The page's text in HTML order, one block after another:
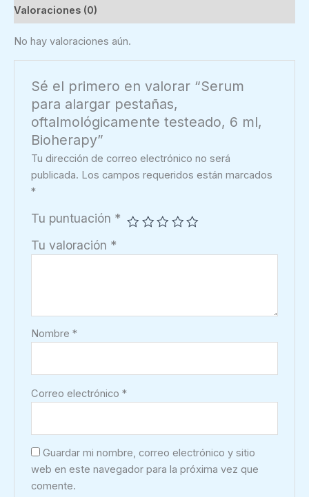
ml,
Bioherapy
cantidad
Valoraciones (0)
No hay valoraciones aún.
Sé el primero en valorar “Serum
para alargar pestañas,
oftalmológicamente testeado, 6 ml,
Bioherapy”
Tu dirección de correo electrónico no será
publicada. Los campos requeridos están marcados
*
Tu puntuación *
Tu valoración *
Nombre*
Correo electrónico*
Guardar mi nombre, correo electrónico y sitio
web en este navegador para la próxima vez que
comente.